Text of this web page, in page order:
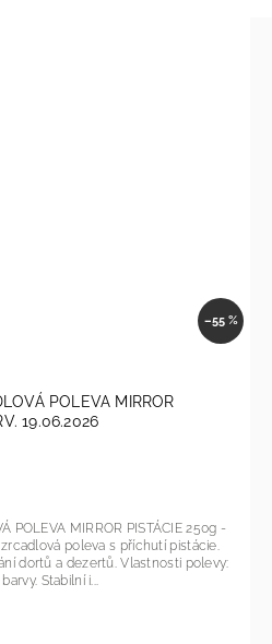
–55 %
POLEVA MIRROR
19.06.2026
POLEVA MIRROR PISTÁCIE 250g -
Vlastnosti polevy:
Vysoce lesklá poleva zelené barvy. Stabilní i...